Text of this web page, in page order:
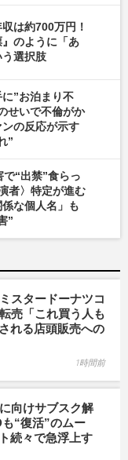
は約700万円！
』のように「あ
選択肢
”お泊まり不
せいで不倫がか
の反応が示す
”
“出禁”食らっ
者〉特定が進む
な個人名」も
”
スタードーナツコ
売「これ買う人も
れる店頭販売への
1時間前
向けサブスク解
“復活”のムー
続々で急浮上す